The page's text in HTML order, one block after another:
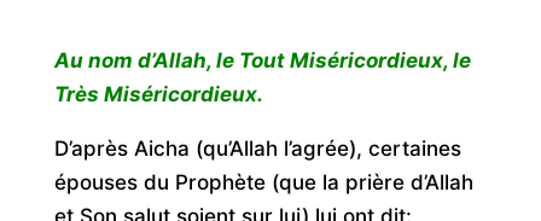
Au nom d’Allah, le Tout Miséricordieux, le
Très Miséricordieux.
D’après Aicha (qu’Allah l’agrée), certaines
épouses du Prophète (que la prière d’Allah
et Son salut soient sur lui) lui ont dit: